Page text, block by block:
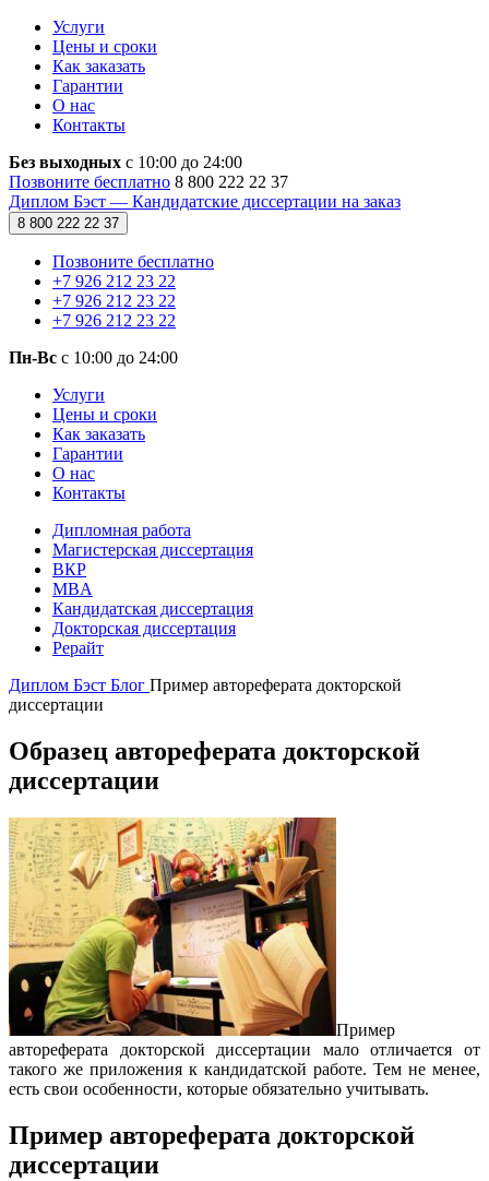
Услуги
Цены и сроки
Как заказать
Гарантии
О нас
Контакты
Без выходных с 10:00 до 24:00
Позвоните бесплатно 8 800 222 22 37
Диплом Бэст — Кандидатские диссертации на заказ
8 800 222 22 37
Позвоните бесплатно
+7 926 212 23 22
+7 926 212 23 22
+7 926 212 23 22
Пн-Вс с 10:00 до 24:00
Услуги
Цены и сроки
Как заказать
Гарантии
О нас
Контакты
Дипломная работа
Магистерская диссертация
ВКР
MBA
Кандидатская диссертация
Докторская диссертация
Рерайт
Диплом Бэст Блог Пример автореферата докторской
диссертации
Образец автореферата докторской
диссертации
Пример
автореферата докторской диссертации мало отличается от
такого же приложения к кандидатской работе. Тем не менее,
есть свои особенности, которые обязательно учитывать.
Пример автореферата докторской
диссертации